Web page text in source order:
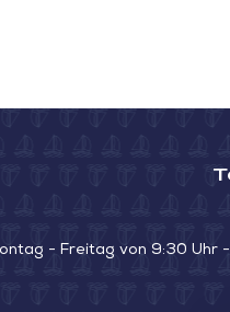
- Freitag von 9:30 Uhr